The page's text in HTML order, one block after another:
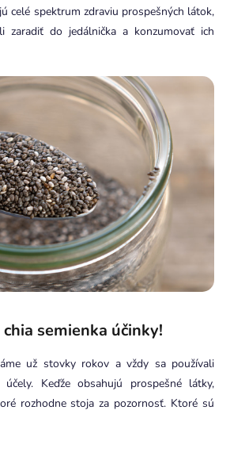
celé spektrum zdraviu prospešných látok,
zaradiť do jedálnička a konzumovať ich
semienka účinky!
už stovky rokov a vždy sa používali
Keďže obsahujú prospešné látky,
rozhodne stoja za pozornosť. Ktoré sú